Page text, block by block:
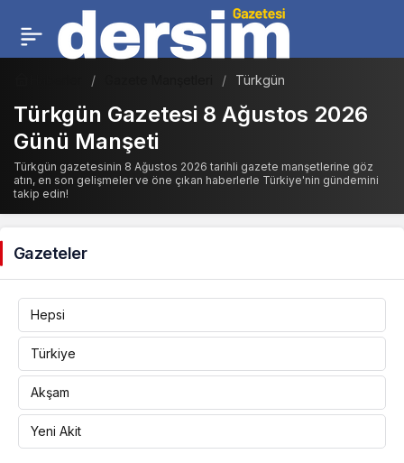
Türkgün
Türkgün Gazetesi 8 Ağustos 2026
Günü Manşeti
Türkgün gazetesinin 8 Ağustos 2026 tarihli gazete manşetlerine göz
atın, en son gelişmeler ve öne çıkan haberlerle Türkiye'nin gündemini
takip edin!
Gazeteler
Hepsi
Türkiye
Akşam
Yeni Akit